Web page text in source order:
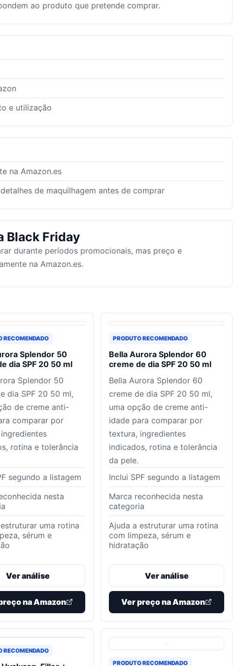
ao produto que pretende comprar.
e utilização
na Amazon.es
de maquilhagem antes de comprar
Black Friday
durante períodos promocionais, mas preço e
na Amazon.es.
RECOMENDADO
Splendor 50
dia SPF 20 50 ml
Splendor 50
dia SPF 20 50 ml,
de creme anti-
comparar por
rotina e tolerância
segundo a listagem
nesta
uma rotina
sérum e
Ver análise
na Amazon
PRODUTO RECOMENDADO
Bella Aurora Splendor 60
creme de dia SPF 20 50 ml
Bella Aurora Splendor 60
creme de dia SPF 20 50 ml,
uma opção de creme anti-
idade para comparar por
textura, ingredientes
indicados, rotina e tolerância
da pele.
Inclui SPF segundo a listagem
Marca reconhecida nesta
categoria
Ajuda a estruturar uma rotina
com limpeza, sérum e
hidratação
Ver análise
Ver preço na Amazon
RECOMENDADO
PRODUTO RECOMENDADO